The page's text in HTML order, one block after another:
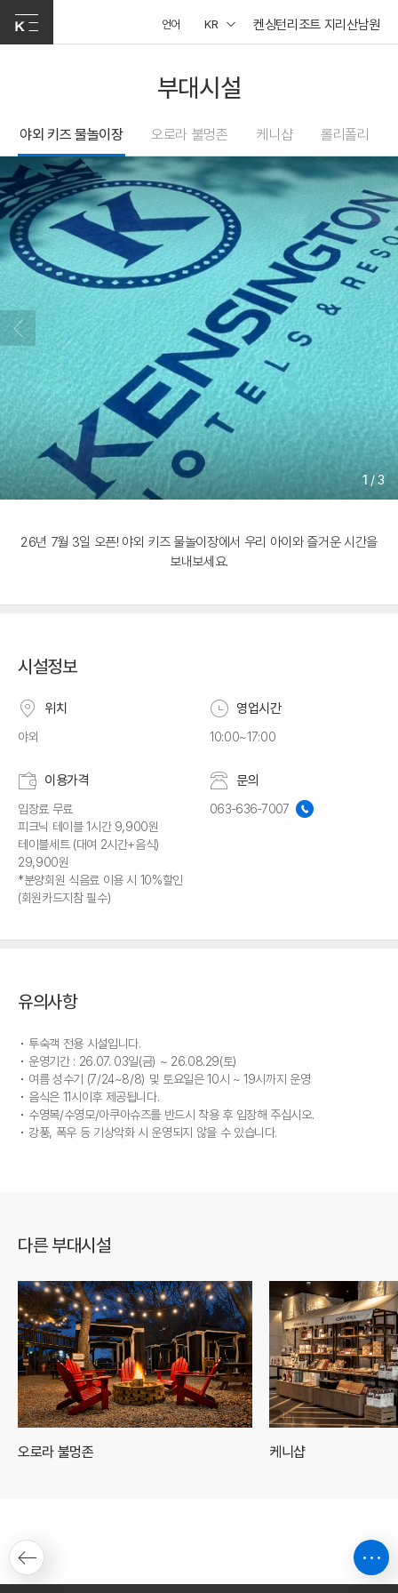
언어 KR 켄싱턴리조트 지리산남원
부대시설
야외 키즈 물놀이장 오로라 불멍존 케니샵 롤리폴리
1 /3
26년 7월 3일 오픈! 야외 키즈 물놀이장에서 우리 아이와 즐거운 시간을
보내보세요.
시설정보
위치
야외
영업시간
10:00~17:00
이용가격
입장료 무료
피크닉 테이블 1시간 9,900원
테이블세트 (대여 2시간+음식)
29,900원
*분양회원 식음료 이용 시 10%할인
(회원카드지참 필수)
문의
063-636-7007
유의사항
투숙객 전용 시설입니다.
운영기간 : 26.07. 03일(금) ~ 26.08.29(토)
여름 성수기 (7/24~8/8) 및 토요일은 10시 ~ 19시까지 운영
음식은 11시이후 제공됩니다.
수영복/수영모/아쿠아슈즈를 반드시 착용 후 입장해 주십시오.
강풍, 폭우 등 기상악화 시 운영되지 않을 수 있습니다.
다른 부대시설
오로라 불멍존 케니샵